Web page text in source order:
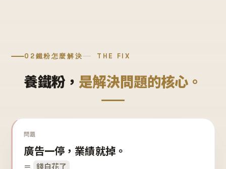
02鐵粉怎麼解決 THE FIX
養鐵粉， 是解決問題的核心。
問題
廣告一停，業績就掉。
＝ 錢白花了